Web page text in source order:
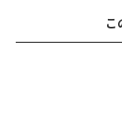
こ